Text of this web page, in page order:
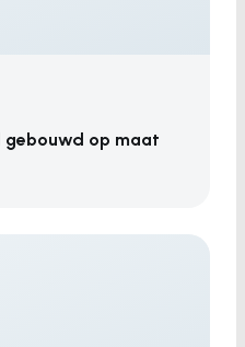
gebouwd op maat